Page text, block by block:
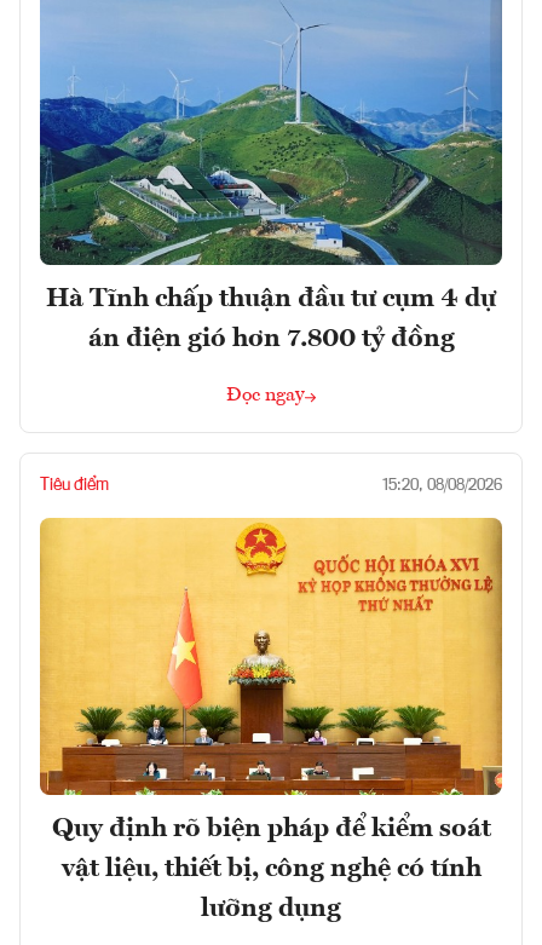
Hà Tĩnh chấp thuận đầu tư cụm 4 dự
án điện gió hơn 7.800 tỷ đồng
Đọc ngay
Tiêu điểm 15:20, 08/08/2026
Quy định rõ biện pháp để kiểm soát
vật liệu, thiết bị, công nghệ có tính
lưỡng dụng